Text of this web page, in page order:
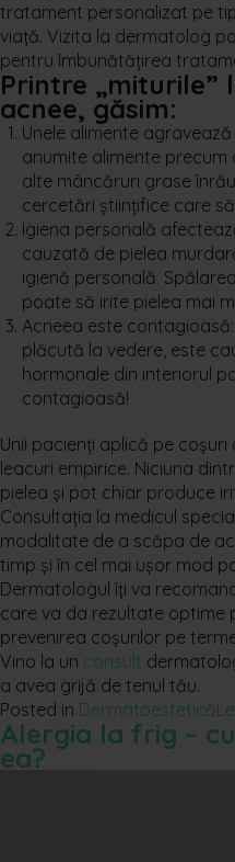
tratament personalizat pe
viață. Vizita la dermatolog
pentru îmbunătățirea
Printre „miturile”
acnee, găsim:
Unele alimente
anumite alimente
alte mâncăruri grase
cercetări științifice care
Igiena personală
cauzată de pielea
igienă personală.
poate să irite pielea mai
Acneea este
plăcută la vedere, este
hormonale din interiorul
contagioasă!
Unii pacienți aplică pe
leacuri empirice. Niciuna
pielea și pot chiar produce
Consultația la medicul
modalitate de a scăpa de
timp și în cel mai ușor mod
Dermatologul îți va
care va da rezultate optime
prevenirea coșurilor pe
Vino la un consult
a avea grijă de tenul tău.
Posted in Dermatoestetică
Alergia la frig –
ea?